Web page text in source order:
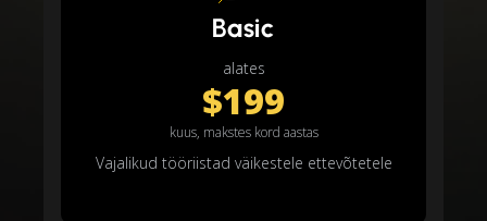
Basic
alates
$199
kuus, makstes kord aastas
Vajalikud tööriistad väikestele ettevõtetele